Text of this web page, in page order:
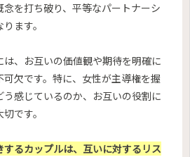
を打ち破り、平等なパートナーシ
ます。
、お互いの価値観や期待を明確に
可欠です。特に、女性が主導権を握
感じているのか、お互いの役割に
です。
るカップルは、互いに対するリス